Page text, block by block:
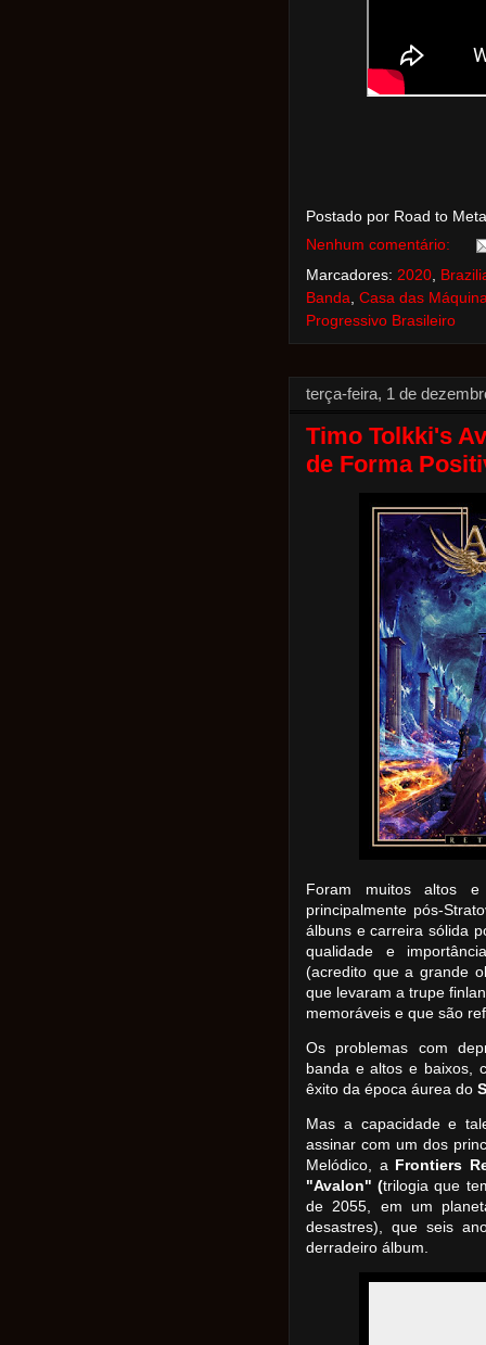
Postado por Road to
Nenhum comentário:
Marcadores: 2020
Banda Casa das
Progressivo Brasileiro
terça-feira, 1 de
Timo Tolkki's
de Forma
Foram muitos altos
principalmente pós-
álbuns e carreira sólida
qualidade e
(acredito que a grande
que levaram a trupe
memoráveis e que são
Os problemas com
banda e altos e baixos,
êxito da época áurea do
Mas a capacidade e
assinar com um dos
Melódico, a Frontiers
"Avalon" (trilogia que
de 2055, em um
desastres), que seis
derradeiro álbum.